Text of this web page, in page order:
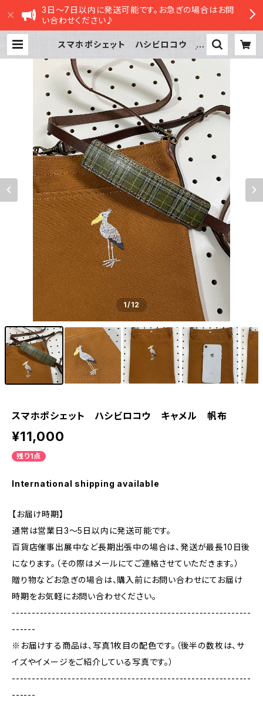
3日～7日以内に発送可能です。お急ぎの場合はお問
い合わせください♪
スマホポシェット ハシビロコウ キ
さってストア
1/12
スマホポシェット ハシビロコウ キャメル 帆布
¥11,000
残り1点
International shipping available
【お届け時期】
通常は営業日3〜5日以内に発送可能です。
百貨店催事出展中など長期出張中の場合は、発送が最長10日後
になります。（その際はメールにてご連絡させていただきます。）
贈り物などお急ぎの場合は、購入前にお問い合わせにてお届け
時期をお気軽にお問い合わせください。
------------------------------------------------------------
------
※お届けする商品は、写真1枚目の配色です。（後半の数枚は、サ
イズやイメージをご紹介している写真です。）
------------------------------------------------------------
------